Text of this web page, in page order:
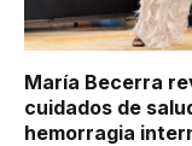
María Becerra
cuidados de
hemorragia